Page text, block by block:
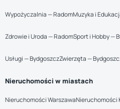
Wypożyczalnia — RadomMuzyka i
Zdrowie i Uroda — RadomSport i Hobby —
Usługi — BydgoszczZwierzęta —
Nieruchomości w miastach
Nieruchomości WarszawaNieruchomości